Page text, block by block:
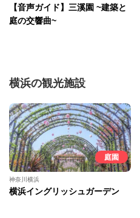
【音声ガイド】三溪園 ~建築と
庭の交響曲~
横浜の観光施設
庭園
神奈川横浜
横浜イングリッシュガーデン